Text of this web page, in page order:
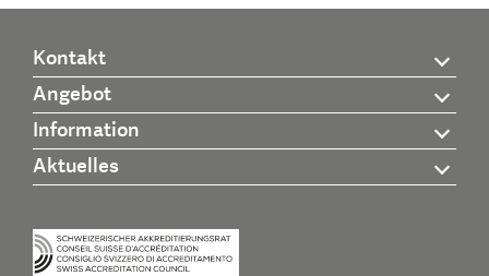
Kontakt
Angebot
Information
Aktuelles